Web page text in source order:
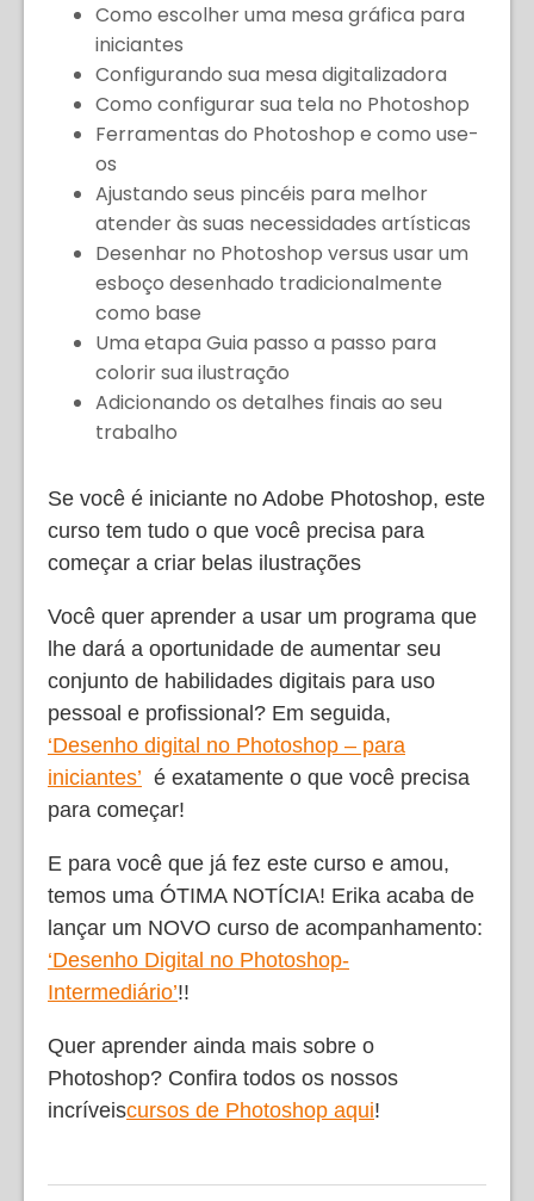
Como escolher uma mesa gráfica para
iniciantes
Configurando sua mesa digitalizadora
Como configurar sua tela no Photoshop
Ferramentas do Photoshop e como use-
os
Ajustando seus pincéis para melhor
atender às suas necessidades artísticas
Desenhar no Photoshop versus usar um
esboço desenhado tradicionalmente
como base
Uma etapa Guia passo a passo para
colorir sua ilustração
Adicionando os detalhes finais ao seu
trabalho
Se você é iniciante no Adobe Photoshop, este
curso tem tudo o que você precisa para
começar a criar belas ilustrações
Você quer aprender a usar um programa que
lhe dará a oportunidade de aumentar seu
conjunto de habilidades digitais para uso
pessoal e profissional? Em seguida,
‘Desenho digital no Photoshop – para
iniciantes’ é exatamente o que você precisa
para começar!
E para você que já fez este curso e amou,
temos uma ÓTIMA NOTÍCIA! Erika acaba de
lançar um NOVO curso de acompanhamento:
‘Desenho Digital no Photoshop-
Intermediário’!!
Quer aprender ainda mais sobre o
Photoshop? Confira todos os nossos
incríveiscursos de Photoshop aqui!